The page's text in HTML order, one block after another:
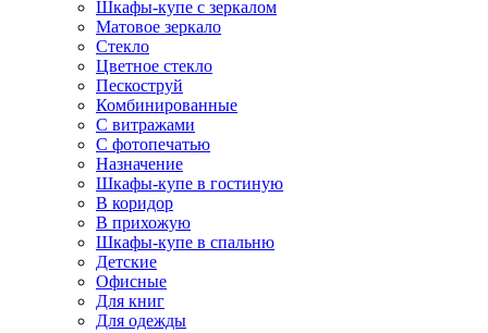
Шкафы-купе с зеркалом
Матовое зеркало
Стекло
Цветное стекло
Пескоструй
Комбинированные
С витражами
С фотопечатью
Назначение
Шкафы-купе в гостиную
В коридор
В прихожую
Шкафы-купе в спальню
Детские
Офисные
Для книг
Для одежды